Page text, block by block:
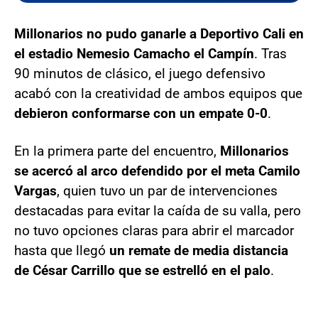
Millonarios no pudo ganarle a Deportivo Cali en
el estadio Nemesio Camacho el Campín. Tras
90 minutos de clásico, el juego defensivo
acabó con la creatividad de ambos equipos que
debieron conformarse con un empate 0-0.
En la primera parte del encuentro, Millonarios
se acercó al arco defendido por el meta Camilo
Vargas, quien tuvo un par de intervenciones
destacadas para evitar la caída de su valla, pero
no tuvo opciones claras para abrir el marcador
hasta que llegó un remate de media distancia
de César Carrillo que se estrelló en el palo.